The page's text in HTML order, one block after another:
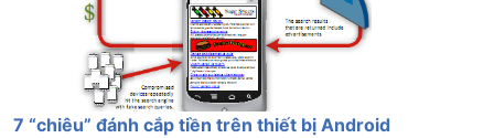
7 “chiêu” đánh cắp tiền trên thiết bị Android